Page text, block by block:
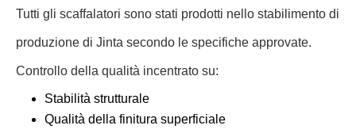
Tutti gli scaffalatori sono stati prodotti nello stabilimento di
produzione di Jinta secondo le specifiche approvate.
Controllo della qualità incentrato su:
Stabilità strutturale
Qualità della finitura superficiale